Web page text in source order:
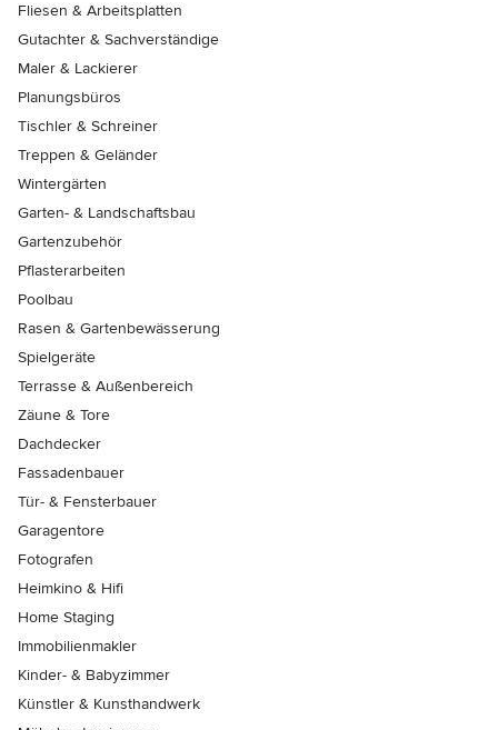
Fliesen & Arbeitsplatten
Gutachter & Sachverständige
Maler & Lackierer
Planungsbüros
Tischler & Schreiner
Treppen & Geländer
Wintergärten
Garten- & Landschaftsbau
Gartenzubehör
Pflasterarbeiten
Poolbau
Rasen & Gartenbewässerung
Spielgeräte
Terrasse & Außenbereich
Zäune & Tore
Dachdecker
Fassadenbauer
Tür- & Fensterbauer
Garagentore
Fotografen
Heimkino & Hifi
Home Staging
Immobilienmakler
Kinder- & Babyzimmer
Künstler & Kunsthandwerk